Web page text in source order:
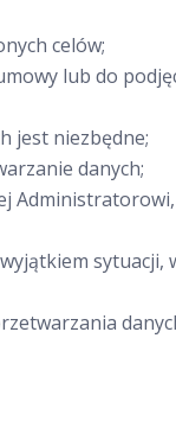
celów;
lub do
jest niezbędne;
danych;
sytuacji,